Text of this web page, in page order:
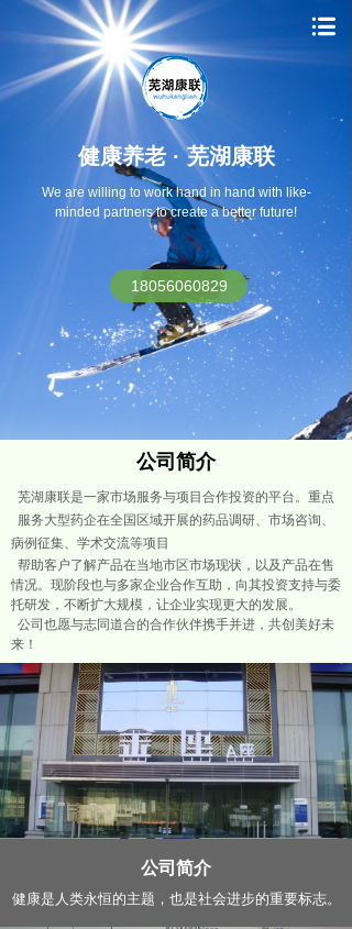
健康养老 · 芜湖康联
We are willing to work hand in hand with like-
minded partners to create a better future!
18056060829
芜湖康联是一家市场服务与项目合作投资的平台。重点
服务大型药企在全国区域开展的药品调研、市场咨询、
病例征集、学术交流等项目
帮助客户了解产品在当地市区市场现状，以及产品在售
情况。现阶段也与多家企业合作互助，向其投资支持与委
托研发，不断扩大规模，让企业实现更大的发展。
公司也愿与志同道合的合作伙伴携手并进，共创美好未
来！
公司简介
公司简介
健康是人类永恒的主题，也是社会进步的重要标志。